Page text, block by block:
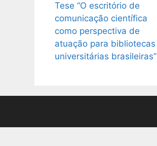
Tese “O escritório de
comunicação científica
como perspectiva de
atuação para bibliotecas
universitárias brasileiras”